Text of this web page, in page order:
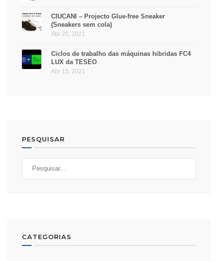
CIUCANI – Projecto Glue-free Sneaker
(Sneakers sem cola)
Abr 20, 2021
Ciclos de trabalho das máquinas hibridas FC4
LUX da TESEO
Abr 15, 2021
PESQUISAR
CATEGORIAS